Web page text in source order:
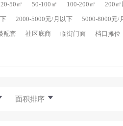
20-50㎡ 50-100㎡ 100-200㎡
200㎡
2000-5000元/月以下
5000-8000元/
配套 社区底商 临街门面
档口摊位
面积排序